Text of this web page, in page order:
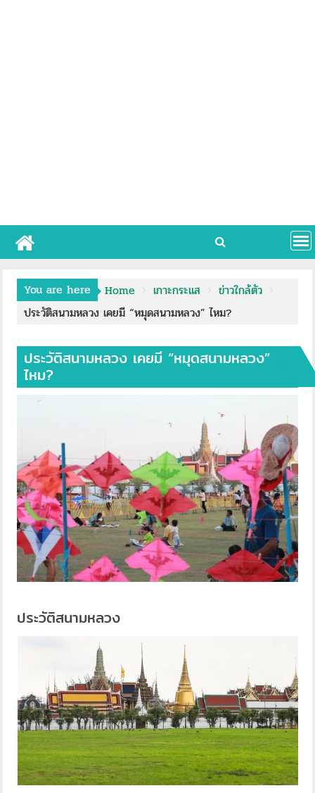
You are here Home เกาะกระแส
ข่าวใกล้ตัว
ประวัติสนามหลวง เคยมี “หมุดสนามหลวง” ไหม?
ประวัติสนามหลวง เคยมี “หมุดสนามหลวง”
ไหม?
ประวัติสนามหลวง